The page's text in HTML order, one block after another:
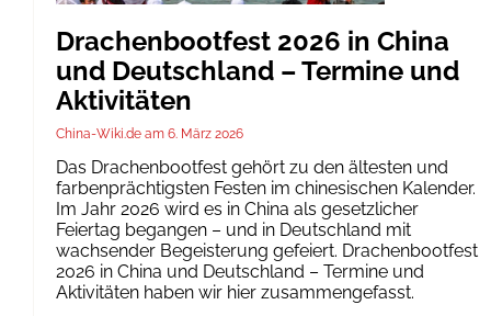
Drachenbootfest 2026 in China
und Deutschland – Termine und
Aktivitäten
China-Wiki.de 6. März 2026
Das Drachenbootfest gehört zu den ältesten und
farbenprächtigsten Festen im chinesischen Kalender.
Im Jahr 2026 wird es in China als gesetzlicher
Feiertag begangen – und in Deutschland mit
wachsender Begeisterung gefeiert. Drachenbootfest
2026 in China und Deutschland – Termine und
Aktivitäten haben wir hier zusammengefasst.